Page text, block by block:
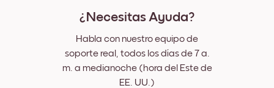
¿Necesitas Ayuda?
Habla con nuestro equipo de
soporte real, todos los días de 7 a.
m. a medianoche (hora del Este de
EE. UU.)